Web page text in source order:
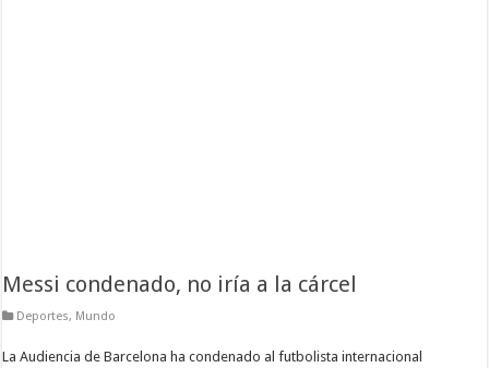
Messi condenado, no iría a la cárcel
Deportes, Mundo
La Audiencia de Barcelona ha condenado al futbolista internacional